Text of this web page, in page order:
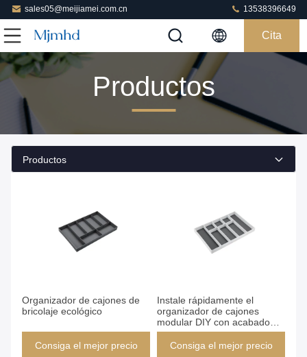
sales05@meijiamei.com.cn 13538396649
Cita
Productos
Productos
Organizador de cajones de
bricolaje ecológico
Consiga el mejor precio
Instale rápidamente el
organizador de cajones
modular DIY con acabado
mate de lujo
Consiga el mejor precio